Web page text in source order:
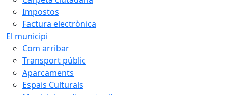
Impostos
Factura electrònica
El municipi
Com arribar
Transport públic
Aparcaments
Espais Culturals